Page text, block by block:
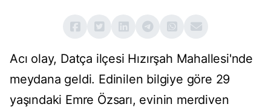
Acı olay, Datça ilçesi Hızırşah Mahallesi'nde
meydana geldi. Edinilen bilgiye göre 29
yaşındaki Emre Özsarı, evinin merdiven